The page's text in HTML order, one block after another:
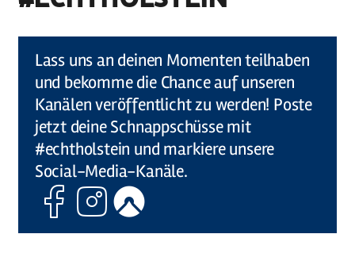
Lass uns an deinen Momenten teilhaben
und bekomme die Chance auf unseren
Kanälen veröffentlicht zu werden! Poste
jetzt deine Schnappschüsse mit
#echtholstein und markiere unsere
Social-Media-Kanäle.
FacebookInstagram
Komoot